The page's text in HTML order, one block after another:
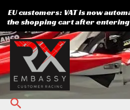
Skip
to
content
Search
EU customers: VAT is now
the shopping cart after entering